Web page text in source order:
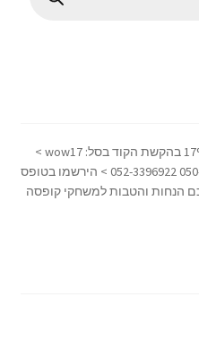
> עקב המצב קבלו קופון הנחה של 17% בהקשת הקוד בסל: wow17 >
הזמנות גם בטלפון/ווצאפ: 050-3846846 052-3396922 > הירשמו בטופס
הנחות והטבות למשחקי קופסה